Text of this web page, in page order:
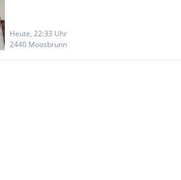
Heute, 22:33 Uhr
2440 Moosbrunn